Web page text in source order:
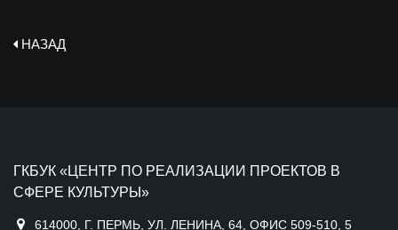
НАЗАД
ГКБУК «ЦЕНТР ПО РЕАЛИЗАЦИИ ПРОЕКТОВ В
СФЕРЕ КУЛЬТУРЫ»
614000, Г. ПЕРМЬ, УЛ. ЛЕНИНА, 64, ОФИС 509-510, 5